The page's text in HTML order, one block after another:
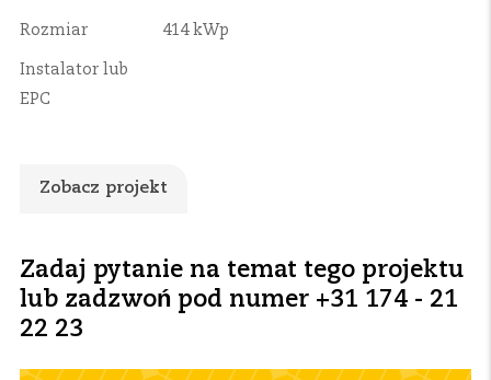
Rozmiar 414 kWp
Instalator lub
EPC
Zobacz projekt
Zadaj pytanie na temat tego projektu
lub zadzwoń pod numer +31 174 - 21
22 23